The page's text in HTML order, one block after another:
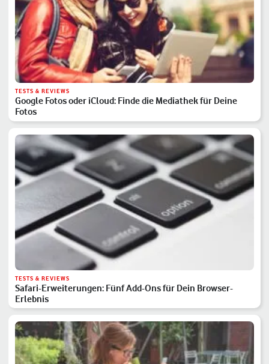
TESTS & REVIEWS
Google Fotos oder iCloud: Finde die Mediathek für Deine
Fotos
TESTS & REVIEWS
Safari-Erweiterungen: Fünf Add-Ons für Dein Browser-
Erlebnis